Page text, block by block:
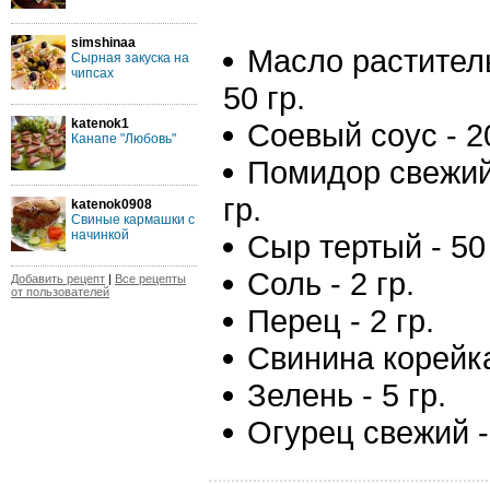
simshinaa
Сырная закуска на
чипсах
katenok1
Канапе "Любовь"
katenok0908
Свиные кармашки с
начинкой
Добавить рецепт | Все рецепты
от пользователей
Масло
50 гр.
Соевый соус -
Помидор
гр.
Сыр тертый - 50
Соль - 2 гр.
Перец - 2 гр.
Свинина
Зелень - 5 гр.
Огурец свежий